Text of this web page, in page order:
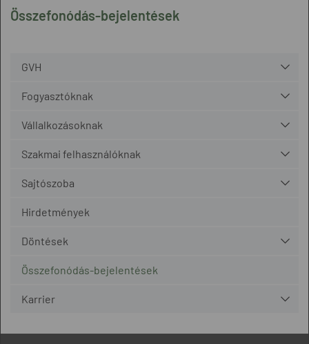
Összefonódás-bejelentések
GVH
Fogyasztóknak
Vállalkozásoknak
Szakmai felhasználóknak
Sajtószoba
Hirdetmények
Döntések
Összefonódás-bejelentések
Karrier